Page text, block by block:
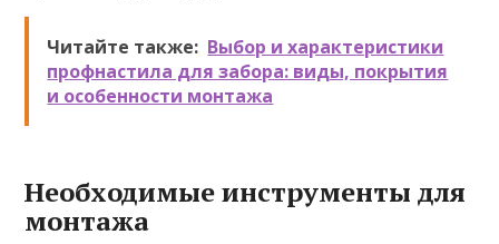
Читайте также: Выбор и характеристики
профнастила для забора: виды, покрытия
и особенности монтажа
Необходимые инструменты для
монтажа